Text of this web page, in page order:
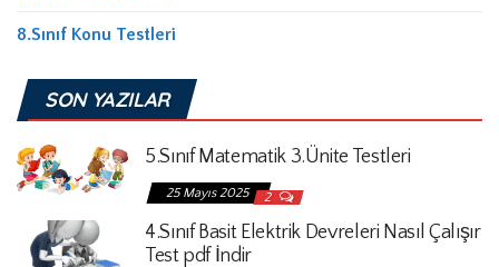
8.Sınıf Konu Testleri
SON YAZILAR
5.Sınıf Matematik 3.Ünite Testleri
25 Mayıs 2025 2
4.Sınıf Basit Elektrik Devreleri Nasıl Çalışır
Test pdf İndir